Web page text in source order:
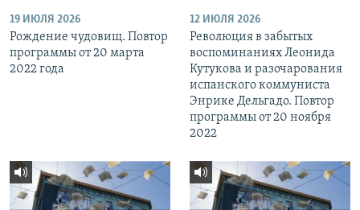
19 ИЮЛЯ 2026
Рождение чудовищ. Повтор
программы от 20 марта
2022 года
12 ИЮЛЯ 2026
Революция в забытых
воспоминаниях Леонида
Кутукова и разочарования
испанского коммуниста
Энрике Дельгадо. Повтор
программы от 20 ноября
2022